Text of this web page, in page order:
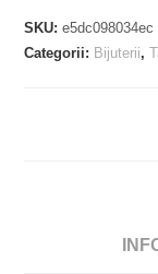
SKU:e5dc098034ec
Categorii: Bijuterii,